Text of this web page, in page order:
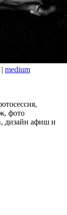
| medium
фото
дизайн афиш и